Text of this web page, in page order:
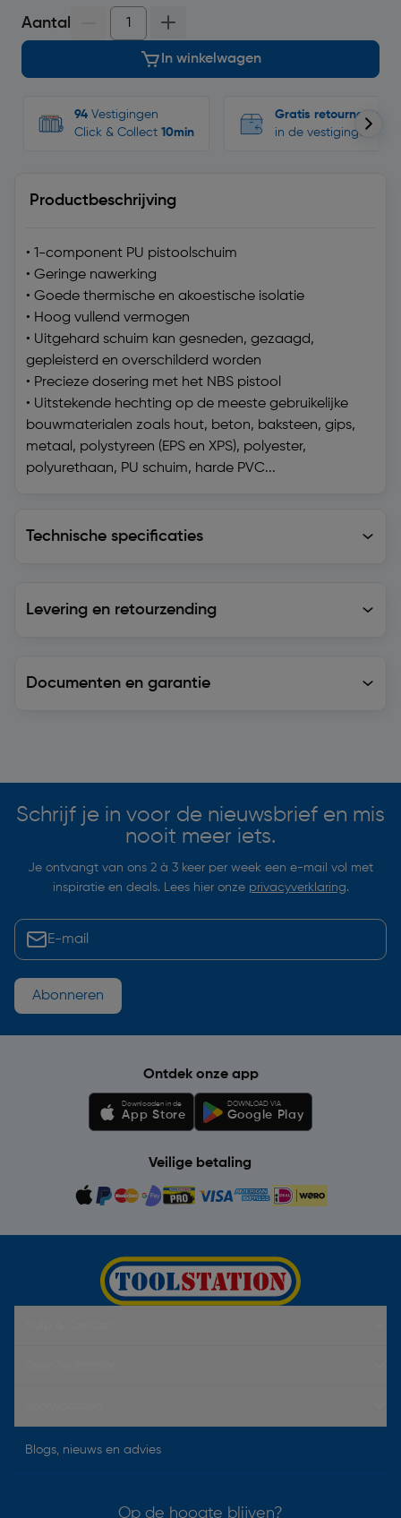
Aantal
In winkelwagen
94 Vestigingen
Click & Collect 10min
Gratis retourneren
in de vestigingen
Productbeschrijving
• 1-component PU pistoolschuim
• Geringe nawerking
• Goede thermische en akoestische isolatie
• Hoog vullend vermogen
• Uitgehard schuim kan gesneden, gezaagd,
gepleisterd en overschilderd worden
• Precieze dosering met het NBS pistool
• Uitstekende hechting op de meeste gebruikelijke
bouwmaterialen zoals hout, beton, baksteen, gips,
metaal, polystyreen (EPS en XPS), polyester,
polyurethaan, PU schuim, harde PVC...
Technische specificaties
Levering en retourzending
Documenten en garantie
Schrijf je in voor de nieuwsbrief en mis
nooit meer iets.
Je ontvangt van ons 2 à 3 keer per week een e-mail vol met
inspiratie en deals. Lees hier onze privacyverklaring.
Abonneren
Ontdek onze app
Downloaden in de
App Store
DOWNLOAD VIA
Google Play
Veilige betaling
Blogs, nieuws en advies
Op de hoogte blijven?